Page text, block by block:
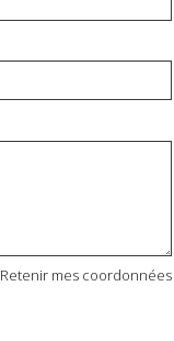
Retenir mes coordonnées